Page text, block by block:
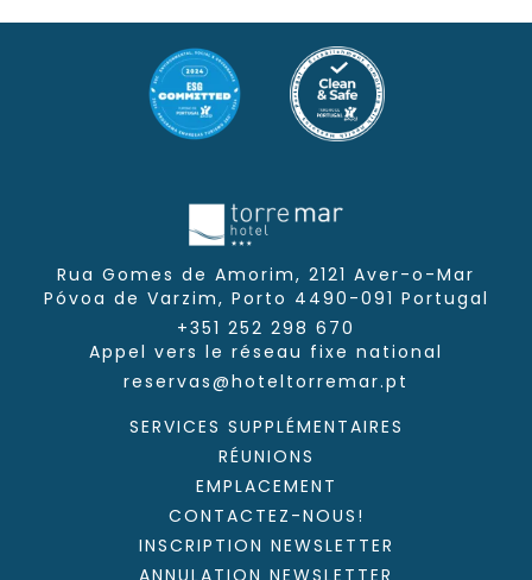
Rua Gomes de Amorim, 2121 Aver-o-Mar
Póvoa de Varzim, Porto 4490-091 Portugal
+351 252 298 670
Appel vers le réseau fixe national
reservas@hoteltorremar.pt
SERVICES SUPPLÉMENTAIRES
RÉUNIONS
EMPLACEMENT
CONTACTEZ-NOUS!
INSCRIPTION NEWSLETTER